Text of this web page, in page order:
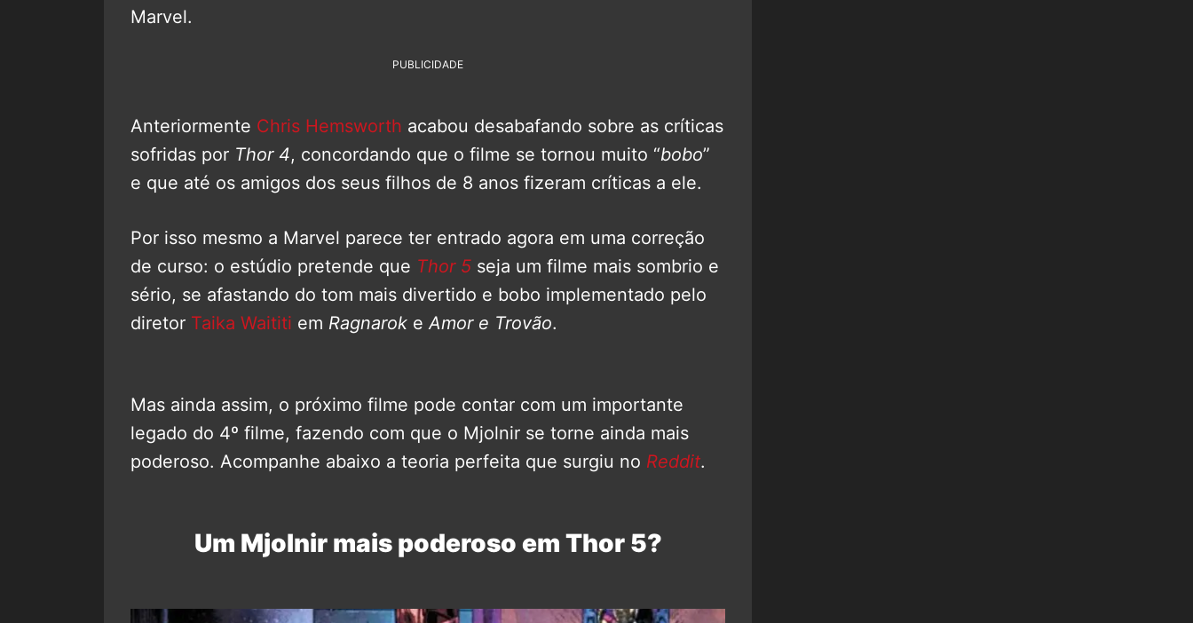
Marvel.
PUBLICIDADE
Anteriormente Chris Hemsworth acabou desabafando sobre as críticas
sofridas por Thor 4, concordando que o filme se tornou muito “bobo”
e que até os amigos dos seus filhos de 8 anos fizeram críticas a ele.
Por isso mesmo a Marvel parece ter entrado agora em uma correção
de curso: o estúdio pretende que Thor 5 seja um filme mais sombrio e
sério, se afastando do tom mais divertido e bobo implementado pelo
diretor Taika Waititi em Ragnarok e Amor e Trovão.
Mas ainda assim, o próximo filme pode contar com um importante
legado do 4º filme, fazendo com que o Mjolnir se torne ainda mais
poderoso. Acompanhe abaixo a teoria perfeita que surgiu no Reddit.
Um Mjolnir mais poderoso em Thor 5?